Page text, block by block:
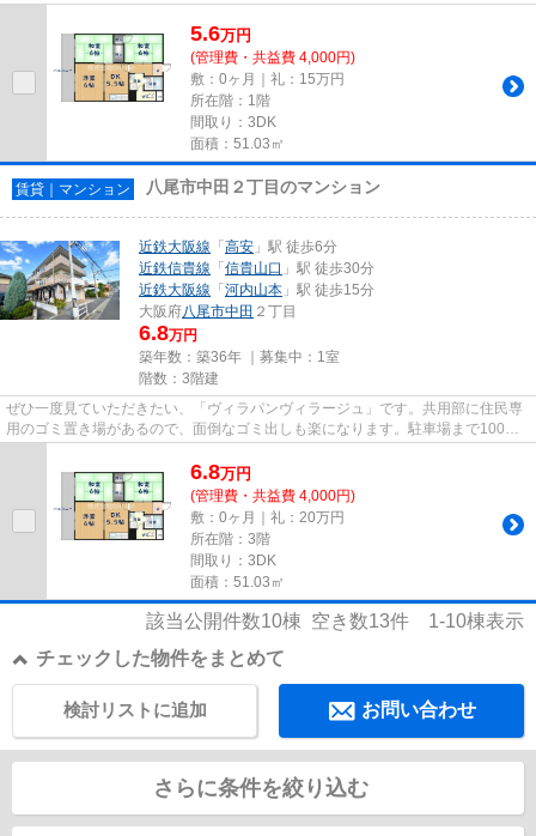
いマンションです。魅力的で...
5.6万円
(管理費・共益費 4,000円)
敷：0ヶ月｜礼：15万円
所在階：1階
間取り：3DK
面積：51.03㎡
賃貸｜マンション 八尾市中田２丁目のマンション
近鉄大阪線 「高安 」駅 徒歩6分
近鉄信貴線 「信貴山口 」駅 徒歩30分
近鉄大阪線 「河内山本 」駅 徒歩15分
大阪府八尾市中田 ２丁目
6.8万円
築年数：築36年 ｜募集中： 1室
階数：3階建
ぜひ一度見ていただきたい、「ヴィラパンヴィラージュ」です。共用部に住民専
用のゴミ置き場があるので、面倒なゴミ出しも楽になります。駐車場まで100m
の物件、いかがでしょうか。駅...
6.8万円
(管理費・共益費 4,000円)
敷：0ヶ月｜礼：20万円
所在階：3階
間取り：3DK
面積：51.03㎡
該当公開件数10棟 空き数13件 1-10棟表示
チェックした物件をまとめて
お問い合わせ
検討リストに追加
さらに条件を絞り込む